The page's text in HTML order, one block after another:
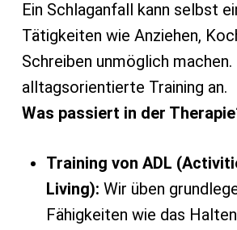
Ein Schlaganfall kann selbst
Tätigkeiten wie Anziehen,
Schreiben unmöglich
alltagsorientierte Training an.
Was passiert in der
Training von ADL
Living): Wir üben
Fähigkeiten wie das